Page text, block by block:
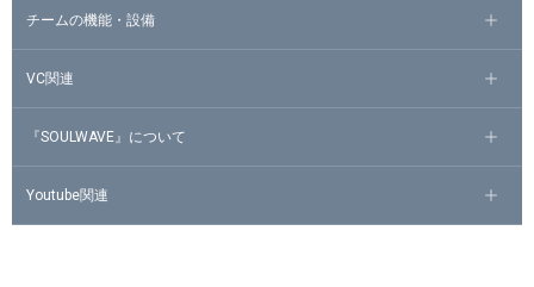
チームの機能・設備
VC関連
『SOULWAVE』について
Youtube関連